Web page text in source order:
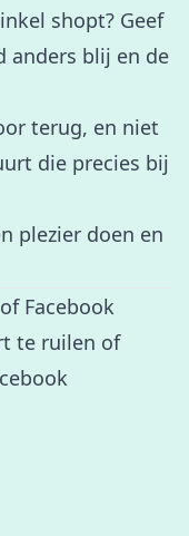
shopt? Geef
anders blij en de
terug, en niet
die precies bij
plezier doen en
Facebook
te ruilen of